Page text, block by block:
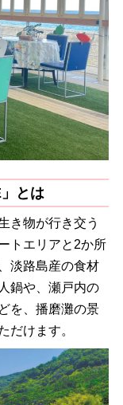
とは
き物が行き交う
トエリアと2か所
淡路島産の食材
鍋や、瀬戸内の
を、播磨灘の景
だけます。